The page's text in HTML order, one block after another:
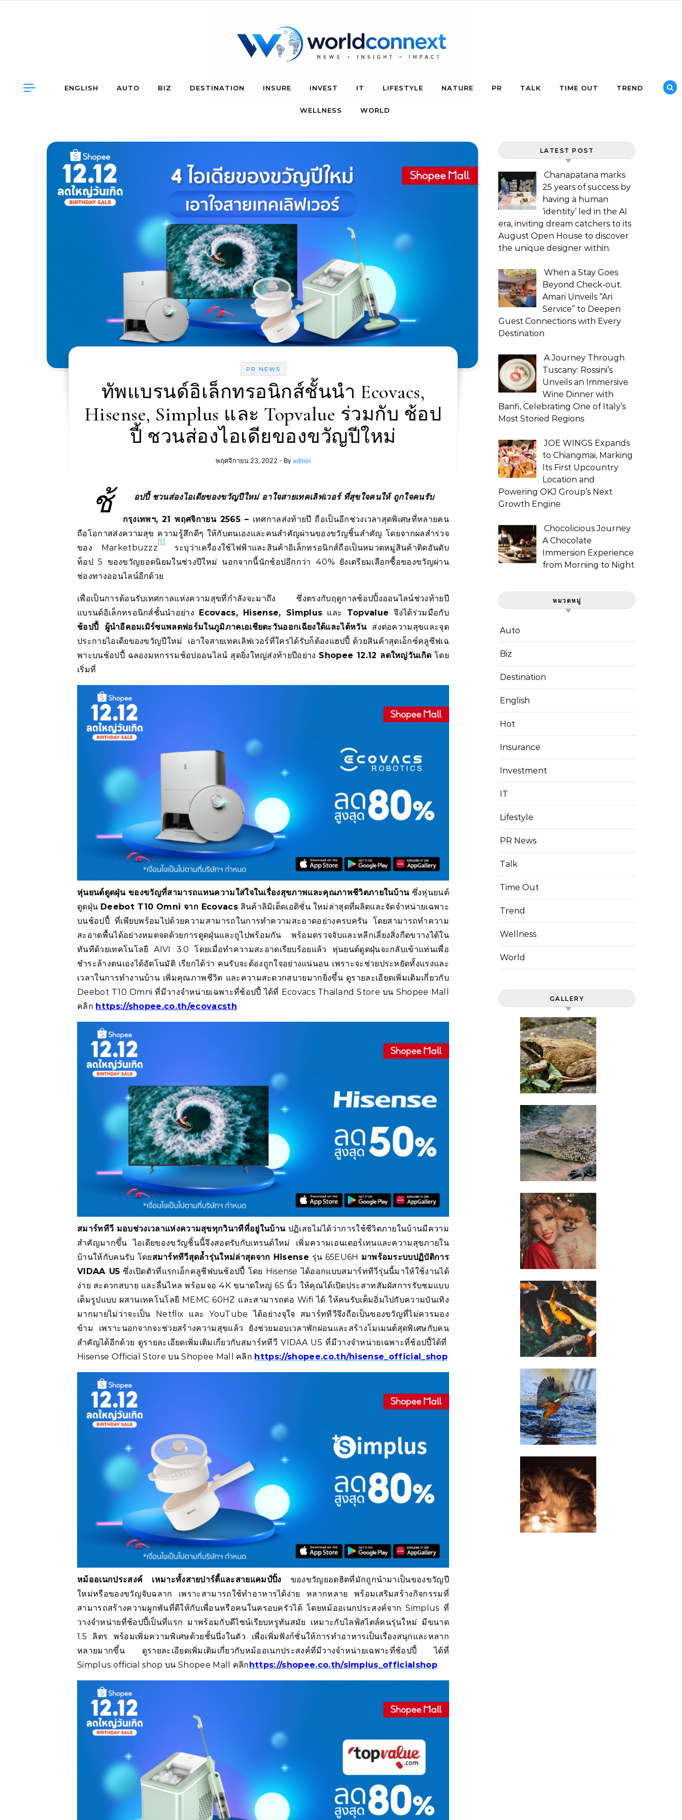
ENGLISH AUTO BIZ DESTINATION INSURE INVEST IT LIFESTYLE NATURE PR TALK TIME OUT TREND
WELLNESS WORLD
PR NEWS
ทัพแบรนด์อิเล็กทรอนิกส์ชั้นนำ Ecovacs,
Hisense, Simplus และ Topvalue ร่วมกับ ช้อป
ปี้ ชวนส่องไอเดียของขวัญปีใหม่
พฤศจิกายน 23, 2022 - Byadmin
ช้ อปปี้ ชวนส่องไอเดียของขวัญปีใหม่ อาใจสายเทคเลิฟเวอร์ ที่สุขใจคนให้ ถูกใจคนรับ
กรุงเทพฯ, 21พฤศจิกายน 2565 – เทศกาลส่งท้ายปี ถือเป็นอีกช่วงเวลาสุดพิเศษที่หลายคน
ถือโอกาสส่งความสุข ความรู้สึกดีๆ ให้กับตนเองและคนสำคัญผ่านของขวัญชิ้นสำคัญ โดยจากผลสำรวจ
ของ Marketbuzzz
[1]
ระบุว่าเครื่องใช้ไฟฟ้าและสินค้าอิเล็กทรอนิกส์ถือเป็นหมวดหมู่สินค้าติดอันดับ
ท็อป 5 ของขวัญยอดนิยมในช่วงปีใหม่ นอกจากนี้นักช้อปอีกกว่า 40% ยังเตรียมเลือกซื้อของขวัญผ่าน
ช่องทางออนไลน์อีกด้วย
เพื่อเป็นการต้อนรับเทศกาลแห่งความสุขที่กำลังจะมาถึง ซึ่งตรงกับฤดูกาลช้อปปิ้งออนไลน์ช่วงท้ายปี
แบรนด์อิเล็กทรอนิกส์ชั้นนำอย่าง Ecovacs, Hisense, Simplus และ Topvalueจึงได้ร่วมมือกับ
ช้อปปี้ ผู้นำอีคอมเมิร์ซแพลตฟอร์มในภูมิภาคเอเชียตะวันออกเฉียงใต้และไต้หวันส่งต่อความสุขและจุด
ประกายไอเดียของขวัญปีใหม่ เอาใจสายเทคเลิฟเวอร์ที่ใครได้รับก็ต้องแฮปปี้ ด้วยสินค้าสุดเอ็กซ์คลูซีฟเฉ
พาะบนช้อปปี้ ฉลองมหกรรมช้อปออนไลน์ สุดยิ่งใหญ่ส่งท้ายปีอย่าง Shopee 12.12 ลดใหญ่วันเกิด โดย
เริ่มที่
หุ่นยนต์ดูดฝุ่น ของขวัญที่สามารถแทนความใส่ใจในเรื่องสุขภาพและคุณภาพชีวิตภายในบ้านซึ่งหุ่นยนต์
ดูดฝุ่น Deebot T10 Omniจาก Ecovacsสินค้าลิมิเต็ดเอดิชั่น ใหม่ล่าสุดที่ผลิตและจัดจำหน่ายเฉพาะ
บนช้อปปี้ ที่เพียบพร้อมไปด้วยความสามารถในการทำความสะอาดอย่างครบครัน โดยสามารถทำความ
สะอาดพื้นได้อย่างหมดจดด้วยการดูดฝุ่นและถูไปพร้อมกัน พร้อมตรวจจับและหลีกเลี่ยงสิ่งกีดขวางได้ใน
ทันทีด้วยเทคโนโลยี AIVI 3.0 โดยเมื่อทำความสะอาดเรียบร้อยแล้ว หุ่นยนต์ดูดฝุ่นจะกลับเข้าแท่นเพื่อ
ชำระล้างตนเองได้อัตโนมัติ เรียกได้ว่า คนรับจะต้องถูกใจอย่างแน่นอน เพราะจะช่วยประหยัดทั้งแรงและ
เวลาในการทำงานบ้าน เพิ่มคุณภาพชีวิต และความสะดวกสบายมากยิ่งขึ้น ดูรายละเอียดเพิ่มเติมเกี่ยวกับ
Deebot T10 Omni ที่มีวางจำหน่ายเฉพาะที่ช้อปปี้ ได้ที่ Ecovacs Thailand Store บน Shopee Mall
คลิก https://shopee.co.th/ecovacsth
สมาร์ททีวี มอบช่วงเวลาแห่งความสุขทุกวินาทีที่อยู่ในบ้าน ปฏิเสธไม่ได้ว่าการใช้ชีวิตภายในบ้านมีความ
สำคัญมากขึ้น ไอเดียของขวัญชิ้นนี้จึงสอดรับกับเทรนด์ใหม่ เพิ่มความเอนเตอร์เทนและความสุขภายใน
บ้านให้กับคนรับ โดยสมาร์ททีวีสุดล้ำรุ่นใหม่ล่าสุดจาก Hisense รุ่น 65EU6H มาพร้อมระบบปฏิบัติการ
VIDAA U5 ซึ่งเปิดตัวที่แรกเอ็กคลูชีฟบนช้อปปี้ โดย Hisense ได้ออกแบบสมาร์ททีวีรุ่นนี้มาให้ใช้งานได้
ง่าย สะดวกสบาย และลื่นไหล พร้อมจอ 4K ขนาดใหญ่ 65 นิ้ว ให้คุณได้เปิดประสาทสัมผัสการรับชมแบบ
เต็มรูปแบบ ผสานเทคโนโลยี MEMC 60HZ และสามารถต่อ Wifi ได้ ให้คนรับเต็มอิ่มไปกับความบันเทิง
มากมายไม่ว่าจะเป็น Netflix และ YouTube ได้อย่างจุใจ สมาร์ททีวีจึงถือเป็นของขวัญที่ไม่ควรมอง
ข้าม เพราะนอกจากจะช่วยสร้างความสุขแล้ว ยังช่วยมอบเวลาพักผ่อนและสร้างโมเมนต์สุดพิเศษกับคน
สำคัญได้อีกด้วย ดูรายละเอียดเพิ่มเติมเกี่ยวกับสมาร์ททีวี VIDAA U5 ที่มีวางจำหน่ายเฉพาะที่ช้อปปี้ได้ที่
Hisense Official Store บน Shopee Mall คลิก https://shopee.co.th/hisense_official_shop
หม้ออเนกประสงค์ เหมาะทั้งสายปาร์ตี้และสายแคมป์ปิ้ง ของขวัญยอดฮิตที่มักถูกนำมาเป็นของขวัญปี
ใหม่หรือของขวัญจับฉลาก เพราะสามารถใช้ทำอาหารได้ง่าย หลากหลาย พร้อมเสริมสร้างกิจกรรมที่
สามารถสร้างความผูกพันที่ดีให้กับเพื่อนหรือคนในครอบครัวได้ โดยหม้ออเนกประสงค์จาก Simplus ที่
วางจำหน่ายที่ช้อปปี้เป็นที่แรก มาพร้อมกับดีไซน์เรียบหรูทันสมัย เหมาะกับไลฟ์สไตล์คนรุ่นใหม่ มีขนาด
1.5 ลิตร พร้อมเพิ่มความพิเศษด้วยชั้นนึ่งในตัว เพื่อเพิ่มฟังก์ชั่นให้การทำอาหารเป็นเรื่องสนุกและหลาก
หลายมากขึ้น ดูรายละเอียดเพิ่มเติมเกี่ยวกับหม้ออเนกประสงค์ที่มีวางจำหน่ายเฉพาะที่ช้อปปี้ ได้ที่
Simplus official shop บน Shopee Mall คลิกhttps://shopee.co.th/simplus_officialshop
LATEST POST
Chanapatana marks
25 years of success by
having a human
‘identity’ led in the AI
era, inviting dream catchers to its
August Open House to discover
the unique designer within.
When a Stay Goes
Beyond Check-out:
Amari Unveils “Ari
Service” to Deepen
Guest Connections with Every
Destination
A Journey Through
Tuscany: Rossini’s
Unveils an Immersive
Wine Dinner with
Banfi, Celebrating One of Italy’s
Most Storied Regions
JOE WINGS Expands
to Chiangmai, Marking
Its First Upcountry
Location and
Powering OKJ Group’s Next
Growth Engine
Chocolicious Journey
A Chocolate
Immersion Experience
from Morning to Night
หมวดหมู่
Auto
Biz
Destination
English
Hot
Insurance
Investment
IT
Lifestyle
PR News
Talk
Time Out
Trend
Wellness
World
GALLERY